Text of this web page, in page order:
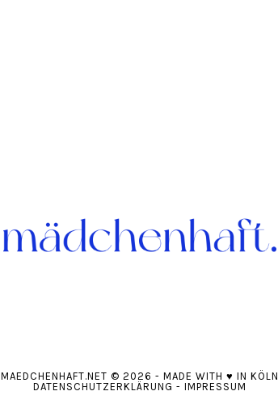
MAEDCHENHAFT.NET © 2026 - MADE WITH ♥ IN KÖLN
DATENSCHUTZERKLÄRUNG - IMPRESSUM